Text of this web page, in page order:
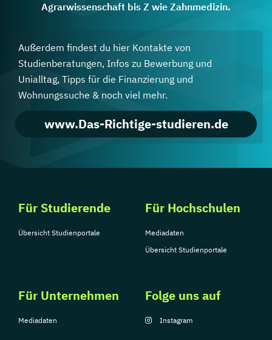
Agrarwissenschaft bis Z wie Zahnmedizin.
Außerdem findest du hier Kontakte von
Studienberatungen, Infos zu Bewerbung und
Unialltag, Tipps für die Finanzierung und
Wohnungssuche & noch viel mehr.
www.Das-Richtige-studieren.de
Für Studierende
Übersicht Studienportale
Für Hochschulen
Mediadaten
Übersicht Studienportale
Für Unternehmen
Mediadaten
Folge uns auf
Instagram